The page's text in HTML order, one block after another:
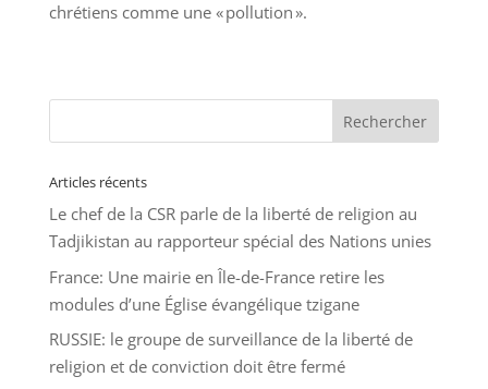
chrétiens comme une « pollution ».
Articles récents
Le chef de la CSR parle de la liberté de religion au
Tadjikistan au rapporteur spécial des Nations unies
France: Une mairie en Île-de-France retire les
modules d’une Église évangélique tzigane
RUSSIE: le groupe de surveillance de la liberté de
religion et de conviction doit être fermé